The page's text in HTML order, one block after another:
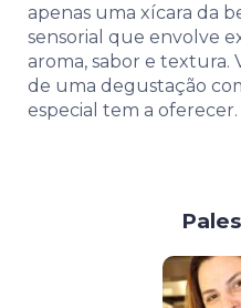
apenas uma xícara da
sensorial que envolve
aroma, sabor e textura.
de uma degustação
especial tem a oferecer.